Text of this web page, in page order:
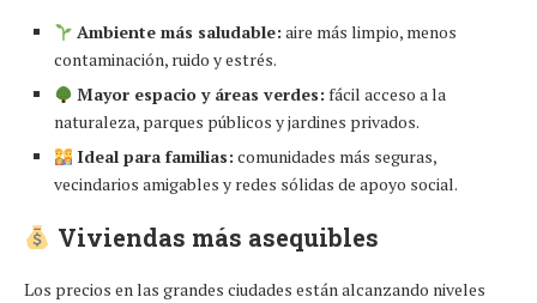
Ambiente más saludable: aire más limpio, menos
contaminación, ruido y estrés.
Mayor espacio y áreas verdes: fácil acceso a la
naturaleza, parques públicos y jardines privados.
Ideal para familias: comunidades más seguras,
vecindarios amigables y redes sólidas de apoyo social.
Viviendas más asequibles
Los precios en las grandes ciudades están alcanzando niveles